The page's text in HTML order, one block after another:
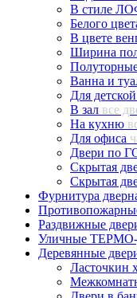
В стиле
Белого
В цвете
Ширина
Ванна и
Для детской
В зал все
На кухню
Для офиса
Двери по
Скрытая
Скрытая
Фурнитура
Раздвижные
Уличные ТЕРМО-
Деревянные
Ласточкин